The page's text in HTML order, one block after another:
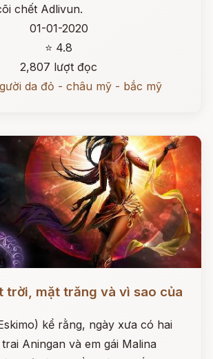
chết Adlivun.
01-01-2020
⭐ 4.8
2,807 lượt đọc
da đỏ - châu mỹ - bắc mỹ
trời, mặt trăng và vì sao của
kể rằng, ngày xưa có hai
Aningan và em gái Malina